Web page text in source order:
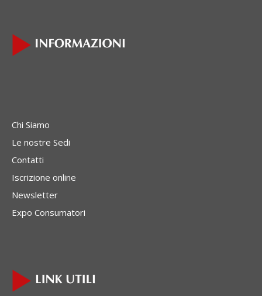
Chi Siamo
Le nostre Sedi
Contatti
Iscrizione online
Newsletter
Expo Consumatori